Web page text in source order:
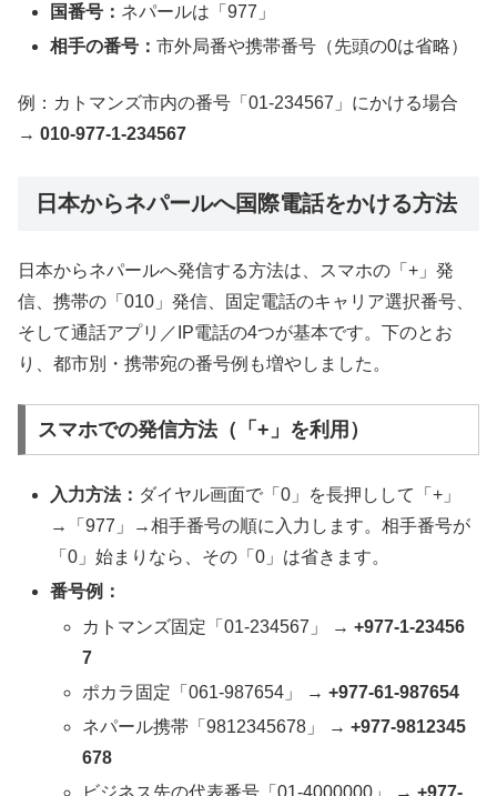
国番号： ネパールは「977」
相手の番号：市外局番や携帯番号（先頭の0は省略）
例：カトマンズ市内の番号「01-234567」にかける場合
→ 010-977-1-234567
日本からネパールへ国際電話をかける方法
日本からネパールへ発信する方法は、スマホの「+」発
信、携帯の「010」発信、固定電話のキャリア選択番号、
そして通話アプリ／IP電話の4つが基本です。下のとお
り、都市別・携帯宛の番号例も増やしました。
スマホでの発信方法（「+」を利用）
入力方法： ダイヤル画面で「0」を長押しして「+」
→「977」→相手番号の順に入力します。相手番号が
「0」始まりなら、その「0」は省きます。
番号例：
カトマンズ固定「01-234567」 →+977-1-23456
7
ポカラ固定「061-987654」 →+977-61-987654
ネパール携帯「9812345678」 →+977-9812345
678